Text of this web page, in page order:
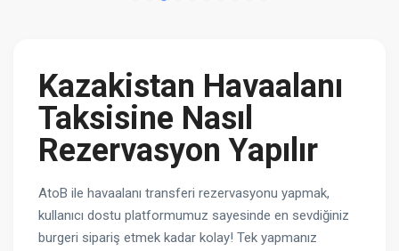
Kazakistan Havaalanı
Taksisine Nasıl
Rezervasyon Yapılır
AtoB ile havaalanı transferi rezervasyonu yapmak,
kullanıcı dostu platformumuz sayesinde en sevdiğiniz
burgeri sipariş etmek kadar kolay! Tek yapmanız